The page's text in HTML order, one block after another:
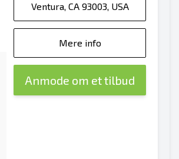
Ventura, CA 93003, USA
Mere info
Anmode om et tilbud